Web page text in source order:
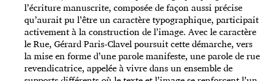
l’écriture manuscrite, composée de façon aussi précise
qu’aurait pu l’être un caractère typographique, participait
activement à la construction de l’image. Avec le caractère
le Rue, Gérard Paris-Clavel poursuit cette démarche, vers
la mise en forme d’une parole manifeste, une parole de rue
revendicatrice, appelée à vivre dans un ensemble de